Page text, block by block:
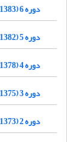
دوره 6 (1383)
دوره 5 (1382)
دوره 4 (1378)
دوره 3 (1375)
دوره 2 (1373)